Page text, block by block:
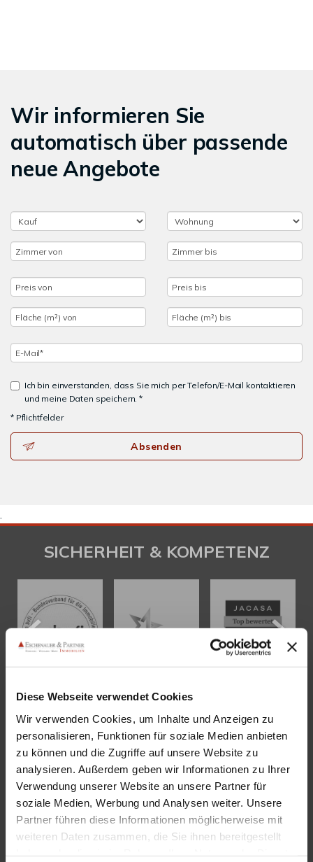
Diese Webseite verwendet Cookies
Wir verwenden Cookies, um Inhalte und Anzeigen zu
personalisieren, Funktionen für soziale Medien anbieten
zu können und die Zugriffe auf unsere Website zu
analysieren. Außerdem geben wir Informationen zu Ihrer
Verwendung unserer Website an unsere Partner für
soziale Medien, Werbung und Analysen weiter. Unsere
Partner führen diese Informationen möglicherweise mit
weiteren Daten zusammen, die Sie ihnen bereitgestellt
Wir informieren Sie
automatisch über passende
neue Angebote
Ich bin einverstanden, dass Sie mich per Telefon/E-Mail kontaktieren
und meine Daten speichern. *
* Pflichtfelder
Absenden
.
SICHERHEIT & KOMPETENZ
KONTAKT
Eschenauer & Partner Immobilien
Immobilienmakler HEIDELBERG
Immobilien Heidelberg
Akademiestraße 1, 69117 Heidelberg
Tel.:06221 - 67 26 077
Mail:info@eschenauer-partner.de